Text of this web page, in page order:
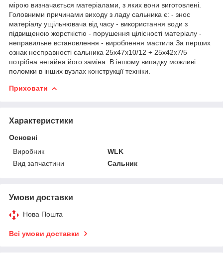
мірою визначається матеріалами, з яких вони виготовлені.
Головними причинами виходу з ладу сальника є: - знос
матеріалу ущільнювача від часу - використання води з
підвищеною жорсткістю - порушення цілісності матеріалу -
неправильне встановлення - вироблення мастила За перших
ознак несправності сальника 25х47х10/12 + 25х42х7/5
потрібна негайна його заміна. В іншому випадку можливі
поломки в інших вузлах конструкції техніки.
Приховати
Характеристики
Основні
Виробник
WLK
Вид запчастини
Сальник
Умови доставки
Нова Пошта
Всі умови доставки